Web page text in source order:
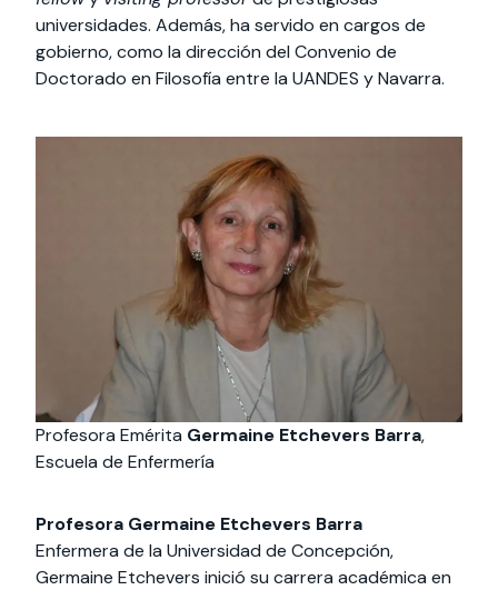
universidades. Además, ha servido en cargos de
gobierno, como la dirección del Convenio de
Doctorado en Filosofía entre la UANDES y Navarra.
Profesora Emérita Germaine Etchevers Barra,
Escuela de Enfermería
Profesora Germaine Etchevers Barra
Enfermera de la Universidad de Concepción,
Germaine Etchevers inició su carrera académica en